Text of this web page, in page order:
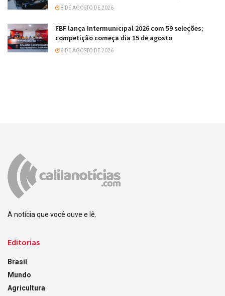
8 DE AGOSTO DE 2026
FBF lança Intermunicipal 2026 com 59 seleções;
competição começa dia 15 de agosto
8 DE AGOSTO DE 2026
A notícia que você ouve e lê.
Editorias
Brasil
Mundo
Agricultura